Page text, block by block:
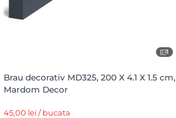
1
Brau decorativ MD325, 200 X 4.1 X 1.5 cm,
Mardom Decor
45,00 lei / bucata